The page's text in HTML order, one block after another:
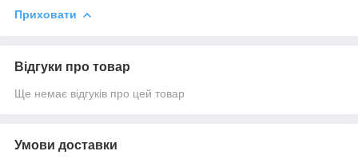
Приховати
Відгуки про товар
Ще немає відгуків про цей товар
Умови доставки